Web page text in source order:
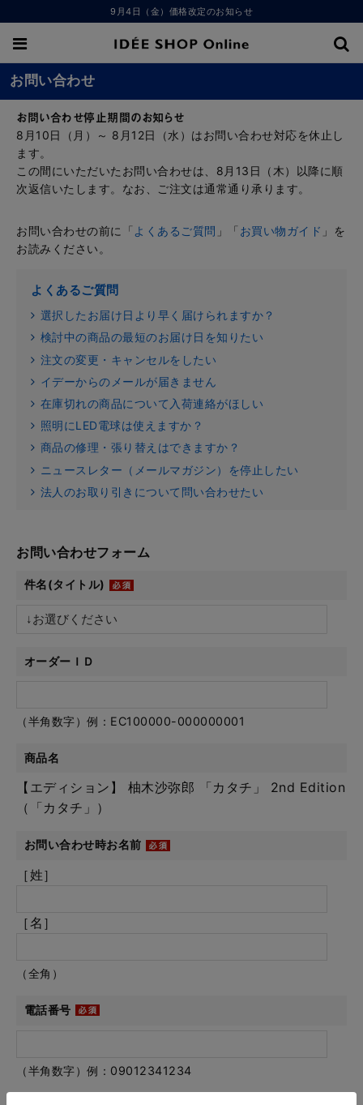
9月4日（金）価格改定のお知らせ
お問い合わせ
お問い合わせ停止期間のお知らせ
8月10日（月）～ 8月12日（水）はお問い合わせ対応を休止し
ます。
この間にいただいたお問い合わせは、8月13日（木）以降に順
次返信いたします。なお、ご注文は通常通り承ります。
お問い合わせの前に「よくあるご質問 」「お買い物ガイド 」を
お読みください。
よくあるご質問
選択したお届け日より早く届けられますか？
検討中の商品の最短のお届け日を知りたい
注文の変更・キャンセルをしたい
イデーからのメールが届きません
在庫切れの商品について入荷連絡がほしい
照明にLED電球は使えますか？
商品の修理・張り替えはできますか？
ニュースレター（メールマガジン）を停止したい
法人のお取り引きについて問い合わせたい
お問い合わせフォーム
件名(タイトル)
オーダーＩＤ
（半角数字）例：EC100000-000000001
商品名
【エディション】 柚木沙弥郎 「カタチ」 2nd Edition
（「カタチ」）
お問い合わせ時お名前
［姓］
［名］
（全角）
電話番号
（半角数字）例：09012341234